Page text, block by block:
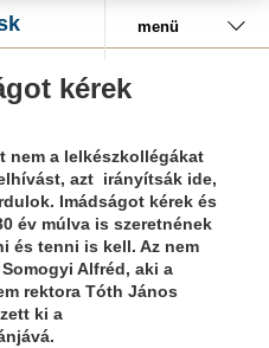
menü
kérek
nem a lelkészkollégákat
azt irányítsák ide,
Imádságot kérek és
év múlva is szeretnének
és tenni is kell. Az nem
Alfréd, aki a
rektora Tóth János
ki a